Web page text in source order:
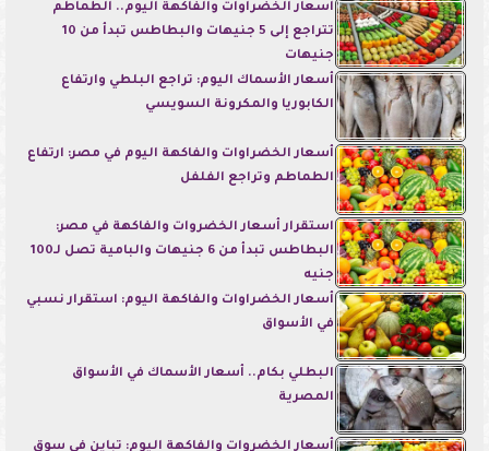
أسعار الخضراوات والفاكهة اليوم.. الطماطم
تتراجع إلى 5 جنيهات والبطاطس تبدأ من 10
جنيهات
أسعار الأسماك اليوم: تراجع البلطي وارتفاع
الكابوريا والمكرونة السويسي
أسعار الخضراوات والفاكهة اليوم في مصر: ارتفاع
الطماطم وتراجع الفلفل
استقرار أسعار الخضروات والفاكهة في مصر:
البطاطس تبدأ من 6 جنيهات والبامية تصل لـ100
جنيه
أسعار الخضراوات والفاكهة اليوم: استقرار نسبي
في الأسواق
البطلي بكام.. أسعار الأسماك في الأسواق
المصرية
أسعار الخضروات والفاكهة اليوم: تباين في سوق